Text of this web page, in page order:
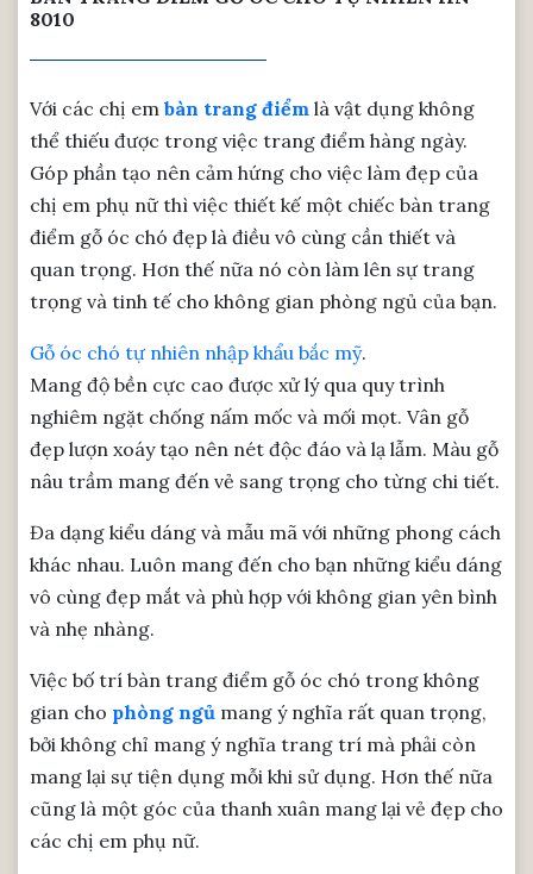
8010
Với các chị em bàn trang điểm là vật dụng không
thể thiếu được trong việc trang điểm hàng ngày.
Góp phần tạo nên cảm hứng cho việc làm đẹp của
chị em phụ nữ thì việc thiết kế một chiếc bàn trang
điểm gỗ óc chó đẹp là điều vô cùng cần thiết và
quan trọng. Hơn thế nữa nó còn làm lên sự trang
trọng và tinh tế cho không gian phòng ngủ của bạn.
Gỗ óc chó tự nhiên nhập khẩu bắc mỹ.
Mang độ bền cực cao được xử lý qua quy trình
nghiêm ngặt chống nấm mốc và mối mọt. Vân gỗ
đẹp lượn xoáy tạo nên nét độc đáo và lạ lẫm. Màu gỗ
nâu trầm mang đến vẻ sang trọng cho từng chi tiết.
Đa dạng kiểu dáng và mẫu mã với những phong cách
khác nhau. Luôn mang đến cho bạn những kiểu dáng
vô cùng đẹp mắt và phù hợp với không gian yên bình
và nhẹ nhàng.
Việc bố trí bàn trang điểm gỗ óc chó trong không
gian cho phòng ngủ mang ý nghĩa rất quan trọng,
bởi không chỉ mang ý nghĩa trang trí mà phải còn
mang lại sự tiện dụng mỗi khi sử dụng. Hơn thế nữa
cũng là một góc của thanh xuân mang lại vẻ đẹp cho
các chị em phụ nữ.